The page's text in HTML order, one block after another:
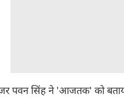
पवन सिंह ने 'आजतक' को